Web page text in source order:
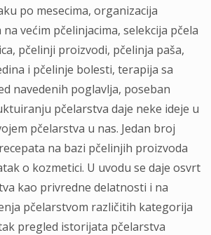
po mesecima, organizacija
većim pčelinjacima, selekcija pčela
pčelinji proizvodi, pčelinja paša,
i pčelinje bolesti, terapija sa
navedenih poglavlja, poseban
pčelarstva daje neke ideje u
pčelarstva u nas. Jedan broj
na bazi pčelinjih proizvoda
o kozmetici. U uvodu se daje osvrt
kao privredne delatnosti i na
pčelarstvom različitih kategorija
pregled istorijata pčelarstva